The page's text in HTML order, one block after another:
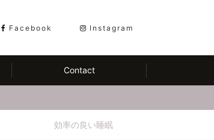
Facebook Instagram
Contact
効率の良い睡眠